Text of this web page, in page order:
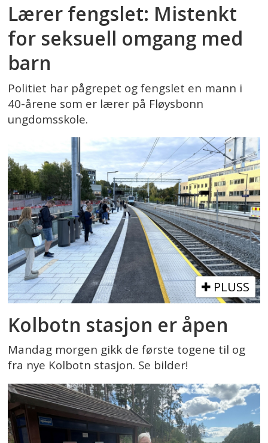
Lærer fengslet: Mistenkt
for seksuell omgang med
barn
Politiet har pågrepet og fengslet en mann i
40-årene som er lærer på Fløysbonn
ungdomsskole.
PLUSS
Kolbotn stasjon er åpen
Mandag morgen gikk de første togene til og
fra nye Kolbotn stasjon. Se bilder!